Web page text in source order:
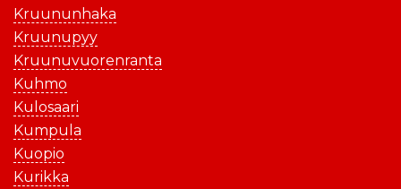
Kruununhaka
Kruunupyy
Kruunuvuorenranta
Kuhmo
Kulosaari
Kumpula
Kuopio
Kurikka